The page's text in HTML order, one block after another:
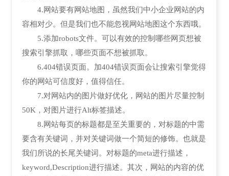
4.网站要有网站地图，虽然我们中小企业网站的内
容相对少。但是我们也不能忽视网站地图这个东西哦。
5.添加robots文件。可以有效的控制哪些网页想被
搜索引擎抓取，哪些页面不想被抓取。
6.404错误页面。加404错误页面会让搜索引擎觉得
你的网站可信度好，值得信任。
7.对网站内的图片做好优化，网站的图片尽量控制
50K，对图片进行Alt标签描述。
8.网站每页的标题都是至关重要的，对标题的中需
要含有关键词，并对关键词做一个简短的修饰。也就是
我们所说的长尾关键词。对标题的meta进行描述，
keyword,Description进行描述。其次，网站的内容的优